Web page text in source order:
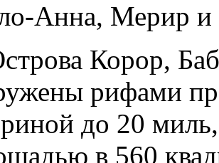
Мерир
Корор,
рифами
до 20 миль,
в 560